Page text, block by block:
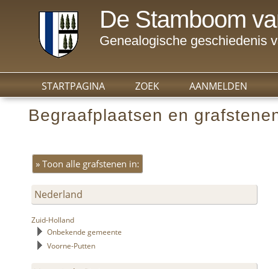
De Stamboom
Genealogische geschiedenis
STARTPAGINA ZOEK AANMELDEN
Begraafplaatsen en
» Toon alle grafstenen in:
Nederland
Zuid-Holland
Onbekende gemeente
Voorne-Putten